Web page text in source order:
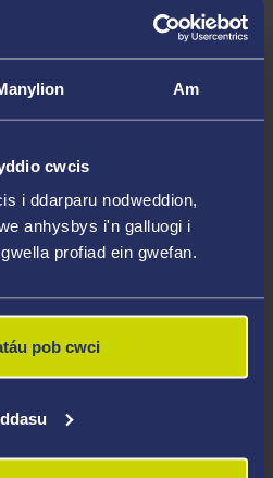
Am
cwcis
i ddarparu nodweddion,
anhysbys i'n galluogi i
profiad ein gwefan.
pob cwci
8-11 Oed 2021
8-11 Oed 2020
Rhestr Fer 2020
Cynradd 2019
Llyfr 2019